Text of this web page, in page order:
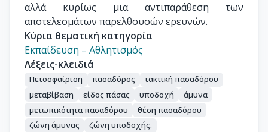
αλλά κυρίως μια αντιπαράθεση των
αποτελεσμάτων παρελθουσών ερευνών.
Κύρια θεματική κατηγορία
Εκπαίδευση – Αθλητισμός
Λέξεις-κλειδιά
Πετοσφαίριση πασαδόρος
τακτική πασαδόρου
μεταβίβαση
είδος πάσας υποδοχή
άμυνα
μετωπικότητα πασαδόρου
θέση πασαδόρου
ζώνη άμυνας
ζώνη υποδοχής.